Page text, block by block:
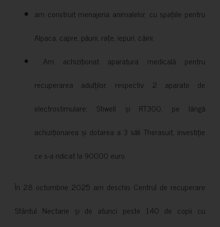
am construit menajeria animalelor, cu spațiile pentru
Alpaca, capre, păuni, rațe, iepuri, câini;
Am achiziționat aparatura medicală pentru
recuperarea adulților, respectiv 2 aparate de
electrostimulare: Stiwell și RT300, pe lângă
achiziționarea și dotarea a 3 săli Therasuit, investiție
ce s-a ridicat la 90000 euro.
În 28 octombrie 2025 am deschis Centrul de recuperare
Sfântul Nectarie și de atunci peste 140 de copii cu